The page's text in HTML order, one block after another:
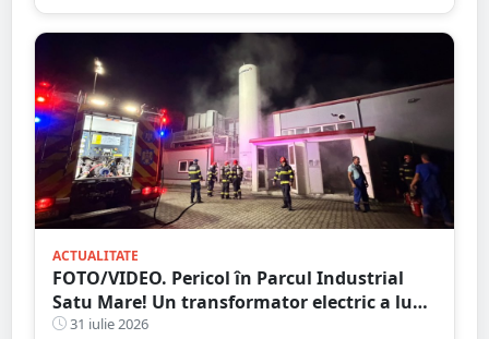
ACTUALITATE
FOTO/VIDEO. Pericol în Parcul Industrial
Satu Mare! Un transformator electric a luat
foc, intervenție de amploare a pompierilor
31 iulie 2026